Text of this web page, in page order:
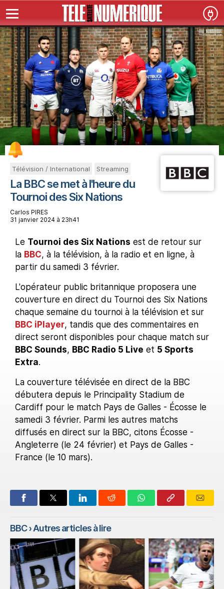
Télévision / International Streaming
La BBC se met à l'heure du
Tournoi des Six Nations
Carlos PIRES
31 janvier 2024 à 23h41
Le Tournoi des Six Nations est de retour sur
la BBC, à la télévision, à la radio et en ligne, à
partir du samedi 3 février.
L'opérateur public britannique proposera une
couverture en direct du Tournoi des Six Nations
chaque semaine du tournoi à la télévision et sur
BBC iPlayer, tandis que des commentaires en
direct seront disponibles pour chaque match sur
BBC Sounds, BBC Radio 5 Live et 5 Sports
Extra.
La couverture télévisée en direct de la BBC
débutera depuis le Principality Stadium de
Cardiff pour le match Pays de Galles - Écosse le
samedi 3 février. Parmi les autres matchs
diffusés en direct sur la BBC, citons Écosse -
Angleterre (le 24 février) et Pays de Galles -
France (le 10 mars).
BBC› Autres articles à lire